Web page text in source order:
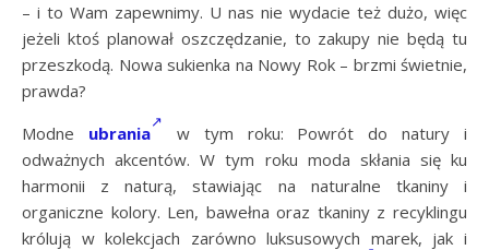
– i to Wam zapewnimy. U nas nie wydacie też dużo, więc
jeżeli ktoś planował oszczędzanie, to zakupy nie będą tu
przeszkodą. Nowa sukienka na Nowy Rok – brzmi świetnie,
prawda?
Modne ubrania
w tym roku: Powrót do natury i
odważnych akcentów. W tym roku moda skłania się ku
harmonii z naturą, stawiając na naturalne tkaniny i
organiczne kolory. Len, bawełna oraz tkaniny z recyklingu
królują w kolekcjach zarówno luksusowych marek, jak i